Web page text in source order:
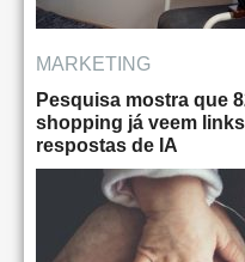
MARKETING
Pesquisa mostra que
shopping já veem
respostas de IA